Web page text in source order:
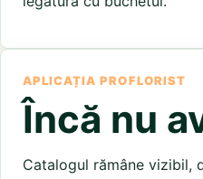
APLICAȚIA PROFLORIST
Încă nu
Catalogul rămâne vizibil,